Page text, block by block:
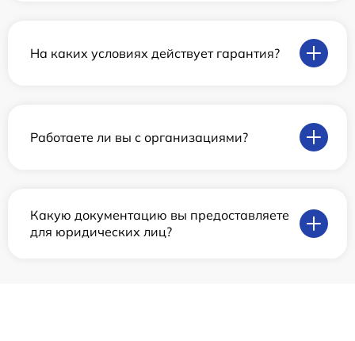
На каких условиях действует гарантия?
Работаете ли вы с организациями?
Какую документацию вы предоставляете
для юридических лиц?